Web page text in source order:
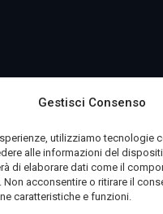
Gestisci Consenso
utilizziamo tecnologie
alle informazioni del
di elaborare dati come il
Non acconsentire o ritirare il
caratteristiche e funzioni.